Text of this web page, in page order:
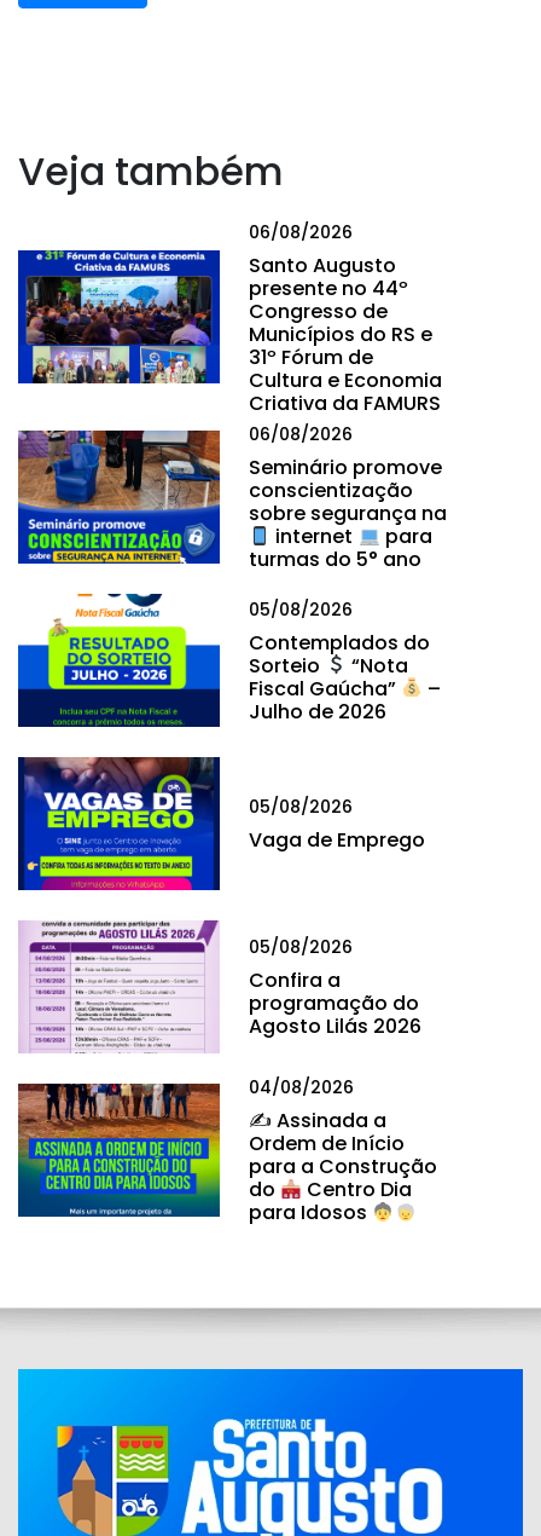
Veja também
06/08/2026
Santo Augusto
presente no 44º
Congresso de
Municípios do RS e
31º Fórum de
Cultura e Economia
Criativa da FAMURS
06/08/2026
Seminário promove
conscientização
sobre segurança na
internet
para
turmas do 5° ano
05/08/2026
Contemplados do
Sorteio
“Nota
Fiscal Gaúcha”
–
Julho de 2026
05/08/2026
Vaga de Emprego
05/08/2026
Confira a
programação do
Agosto Lilás 2026
04/08/2026
✍ Assinada a
Ordem de Início
para a Construção
do
Centro Dia
para Idosos